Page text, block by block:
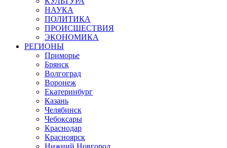
НАУКА
ПОЛИТИКА
ПРОИСШЕСТВИЯ
ЭКОНОМИКА
РЕГИОНЫ
Приморье
Брянск
Волгоград
Воронеж
Екатеринбург
Казань
Челябинск
Чебоксары
Краснодар
Красноярск
Нижний Новгород